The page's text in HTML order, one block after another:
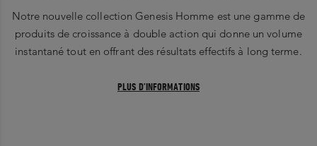
Notre nouvelle collection Genesis Homme est une gamme de
produits de croissance à double action qui donne un volume
instantané tout en offrant des résultats effectifs à long terme.
PLUS D’INFORMATIONS